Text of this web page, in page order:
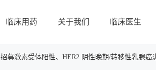
临床用药 关于我们 临床医生
招募激素受体阳性、HER2 阴性晚期/转移性乳腺癌